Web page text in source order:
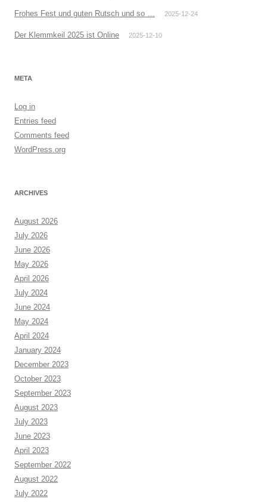
Frohes Fest und guten Rutsch und so … 2025-12-24
Der Klemmkeil 2025 ist Online 2025-12-10
META
Log in
Entries feed
Comments feed
WordPress.org
ARCHIVES
August 2026
July 2026
June 2026
May 2026
April 2026
July 2024
June 2024
May 2024
April 2024
January 2024
December 2023
October 2023
September 2023
August 2023
July 2023
June 2023
April 2023
September 2022
August 2022
July 2022